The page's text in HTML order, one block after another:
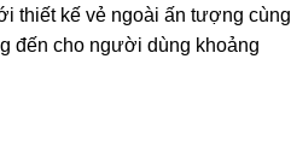
thiết kế vẻ ngoài ấn tượng cùng
đến cho người dùng khoảng